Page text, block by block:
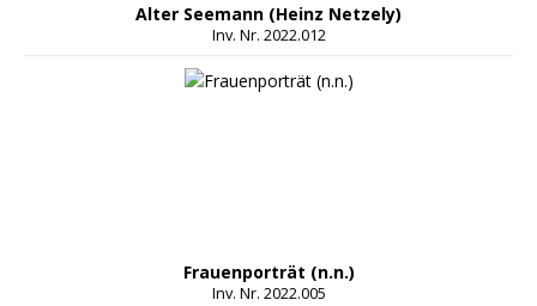
Alter Seemann (Heinz Netzely)
Inv. Nr. 2022.012
Frauenporträt (n.n.)
Inv. Nr. 2022.005